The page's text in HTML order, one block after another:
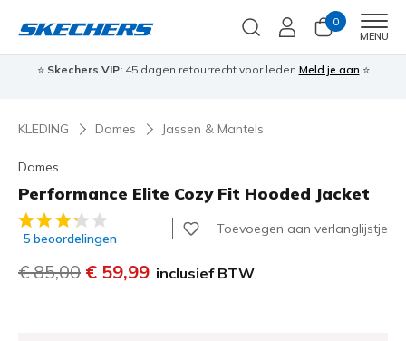
0
MENU
⭐ Skechers VIP:45 dagen retourrecht voor leden Meld je aan ⭐
KLEDING Dames Jassen & Mantels
Dames
Performance Elite Cozy Fit Hooded Jacket
3,3 van de 5 klantbeoordelingen
5 beoordelingen
Toevoegen aan verlanglijstje
Prijs verlaagd van
€ 85,00 naar
€ 59,99 inclusief BTW